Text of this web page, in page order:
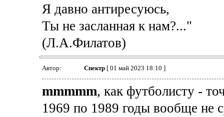
Я давно антиресуюсь,
Ты не засланная к нам?..."
(Л.А.Филатов)
Автор: Спектр[ 01 май 2023 18:10 ]
mmmmm, как футболисту -
1969 по 1989 годы вообще не